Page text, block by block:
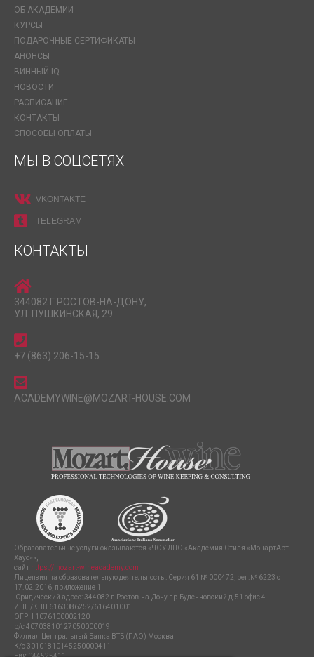
ОБ АКАДЕМИИ
КУРСЫ
ПОДАРОЧНЫЕ СЕРТИФИКАТЫ
АНОНСЫ
ВИННЫЙ IQ
НОВОСТИ
РАСПИСАНИЕ
КОНТАКТЫ
СПОСОБЫ ОПЛАТЫ
МЫ В СОЦСЕТЯХ
VKONTAKTE
TELEGRAM
КОНТАКТЫ
344082 Г.РОСТОВ-НА-ДОНУ,
УЛ. ПУШКИНСКАЯ, 29
+7 (863) 206-15-15
ACADEMYWINE@MOZART-HOUSE.COM
Образовательные услуги оказываются «ЧОУ ДПО «Академия Стиля «МоцартАрт
Хаус»»,
сайт https://mozart-wineacademy.com
Лицензия на образовательную деятельность : Серия 61 № 000472, рег.№ 6223 от
17.02.2016, приложение 1
Юридический адрес: 344082 г.Ростов-на-Дону пр.Буденновский д.51 офис 4
ИНН/КПП 6163086252/616401001
ОГРН 1076100002120
р/с 40703810127050000019
Филиал Центральный Банка ВТБ (ПАО) Москва
К/с 30101810145250000411